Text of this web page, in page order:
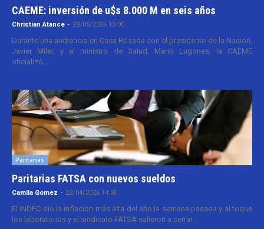
CAEME: inversión de u$s 8.000 M en seis años
Christian Atance - 29/05/2026 15:00
Durante una audiencia en Casa Rosada con el presidente de la Nación,
Javier Milei, y el ministro de Salud, Mario Lugones, la CAEME
oficializó...
Paritarias
Paritarias FATSA con nuevos sueldos
Camila Gomez - 22/04/2026 14:30
El INDEC dio la inflación más alta del año la semana pasada y al toque
los laboratorios y el sindicato FATSA salieron a cerrar...